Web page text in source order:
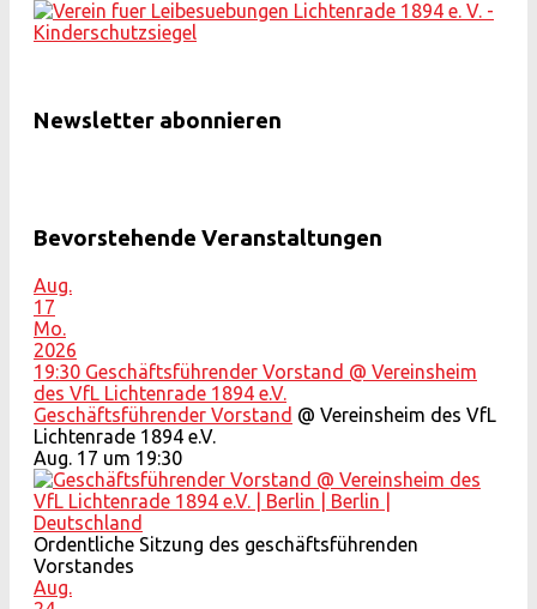
Newsletter abonnieren
Bevorstehende Veranstaltungen
Aug.
17
Mo.
2026
19:30 Geschäftsführender Vorstand @ Vereinsheim
des VfL Lichtenrade 1894 e.V.
Geschäftsführender Vorstand @ Vereinsheim des VfL
Lichtenrade 1894 e.V.
Aug. 17 um 19:30
Ordentliche Sitzung des geschäftsführenden
Vorstandes
Aug.